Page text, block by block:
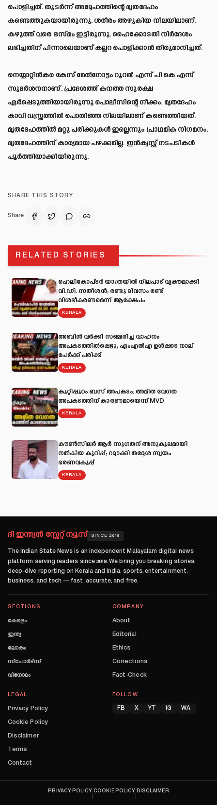
പൊളിച്ചത്. തുടർന്ന് അദ്ദേഹത്തിന്റെ മൃതദേഹം
കണ്ടെത്തുകയായിരുന്നു. ശരീരം അഴുകിയ നിലയിലാണ്.
കഴുത്ത് വരെ ഭസ്മം ഇട്ടിരുന്നു. ഹൈക്കോടതി നിർദേശം
ലഭിച്ചതിന് പിന്നാലെയാണ് കല്ലറ പൊളിക്കാൻ തീരുമാനിച്ചത്.
നെയ്യാറ്റിൻകര കേസ് മേൽനോട്ടം റൂറൽ എസ് പി കെ എസ്
സുദർശനനാണ്. പ്രദേശത്ത് കനത്ത സുരക്ഷ
ഏർപ്പെടുത്തിയായിരുന്നു പൊലീസിന്റെ നീക്കം. മൃതദേഹം
കാവി വസ്ത്രത്തിൽ പൊതിഞ്ഞ നിലയിലാണ് കണ്ടെത്തിയത്.
മൃതദേഹത്തിൽ മറ്റു പരിക്കുകൾ ഇല്ലെന്നും പ്രാഥമിക നിഗമനം.
മൃതദേഹത്തിന് കാര്യമായ പഴക്കമില്ല. ഇൻക്വസ്റ്റ് നടപടികൾ
പൂർത്തിയാക്കിയിരുന്നു.
SHARE THIS STORY
Share
RELATED STORIES
ഹെലികോപ്ടർ യാത്രയിൽ നിലപാട് വ്യക്തമാക്കി
വി.ഡി. സതീശൻ; രണ്ടു ദിവസം രണ്ട്
വിശദീകരണമെന്ന് ആക്ഷേപം
KERALA
അബിന്‍ വര്‍ക്കി സഞ്ചരിച്ച വാഹനം
അപകടത്തില്‍പ്പെട്ടു; എംഎല്‍എ ഉള്‍പ്പടെ നാല്
പേര്‍ക്ക് പരിക്ക്
KERALA
കുറ്റിപ്പുറം ബസ് അപകടം: അമിത വേഗത
അപകടത്തിന് കാരണമായെന്ന് MVD
KERALA
കൗൺസിലർ ആർ സുഗതന് അനുകൂലമായി
നല്‍കിയ കുറിപ്പ്; റദ്ദാക്കി തദ്ദേശ സ്വയം
ഭരണവകുപ്പ്
KERALA
ദി ഇന്ത്യൻ സ്റ്റേറ്റ് ന്യൂസ് SINCE 2019
The Indian State News is an independent Malayalam digital news
platform serving readers since 2019. We bring you breaking stories,
deep-dive reporting on Kerala and India, sports, entertainment,
business, and tech — fast, accurate, and free.
SECTIONS
കേരളം
ഇന്ത്യ
ലോകം
സ്പോർട്സ്
വിനോദം
COMPANY
About
Editorial
Ethics
Corrections
Fact-Check
LEGAL
Privacy Policy
Cookie Policy
Disclaimer
Terms
Contact
FOLLOW
FB X YT IG WA
PRIVACY POLICY COOKIE POLICY DISCLAIMER